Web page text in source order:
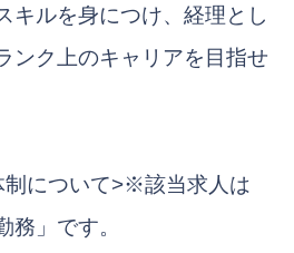
キルを身につけ、経理とし
ンク上のキャリアを目指せ
制について>※該当求人は
務」です。